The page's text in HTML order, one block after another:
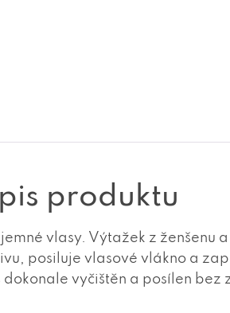
produktu
vlasy. Výtažek z ženšenu
posiluje vlasové vlákno a
vyčištěn a posílen bez